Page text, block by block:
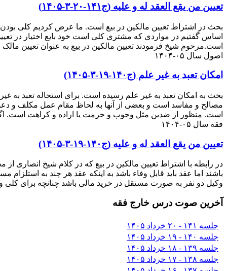
تعیین من یقع العقد له و علیه (ج۱۴۱-۲۰-۳-۱۴۰۵)
بحث در اشتراط تعیین مالکین در بیع است. ما عرض کردیم کلی
اساس گفتیم در مواردی که مشتری کلی است خود بایع اختیار در
است.مرحوم شیخ فرمودند تعیین مالکین در بیع به عنوان تعیین
اصول سال ۰۵-۱۴۰۴
امکان تعبد به غیر علم (ج۱۴۰-۱۹-۳-۱۴۰۵)
بحث به امکان تعبد به غیر علم رسیده است. برای استحاله تعبد
مصالح و مفاسد است و بعضی از آنها به لحاظ مقام عمل مکلف و
است. منظور از ضدین مثل وجوب و حرمت یا اراده و کراهت است.
فقه سال ۰۵-۱۴۰۴
تعیین من یقع العقد له و علیه (ج۱۴۰-۱۹-۳-۱۴۰۵)
در رابطه با اشتراط تعیین مالکین در بیع که در کلام شیخ انصاری
باشند اما عقد باید قابل وفاء باشد به اینکه عقد هر چند به
وکیل دو نفر به صورت مستقل در خرید مالی باشد چنانچه برای
آخرین صوت درس خارج فقه
جلسه ۱۴۱ - ۲۰ خرداد ۱۴۰۵
جلسه ۱۴۰ - ۱۹ خرداد ۱۴۰۵
جلسه ۱۳۹ - ۱۸ خرداد ۱۴۰۵
جلسه ۱۳۸ - ۱۷ خرداد ۱۴۰۵